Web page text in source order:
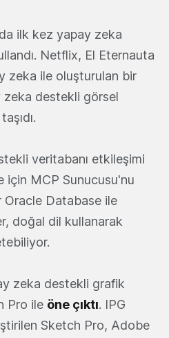
ilk kez yapay zeka
Netflix, El Eternauta
zeka ile oluşturulan bir
zeka destekli görsel
veritabanı etkileşimi
için MCP Sunucusu'nu
Oracle Database ile
doğal dil kullanarak
zeka destekli grafik
Pro ile öne çıktı. IPG
Sketch Pro, Adobe